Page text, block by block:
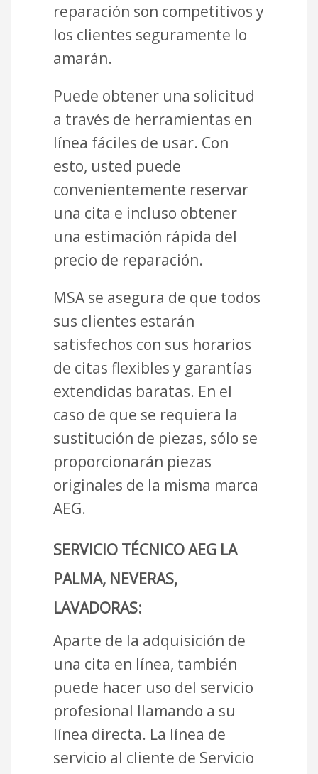
reparación son competitivos y
los clientes seguramente lo
amarán.
Puede obtener una solicitud
a través de herramientas en
línea fáciles de usar. Con
esto, usted puede
convenientemente reservar
una cita e incluso obtener
una estimación rápida del
precio de reparación.
MSA se asegura de que todos
sus clientes estarán
satisfechos con sus horarios
de citas flexibles y garantías
extendidas baratas. En el
caso de que se requiera la
sustitución de piezas, sólo se
proporcionarán piezas
originales de la misma marca
AEG.
SERVICIO TÉCNICO AEG LA
PALMA, NEVERAS,
LAVADORAS:
Aparte de la adquisición de
una cita en línea, también
puede hacer uso del servicio
profesional llamando a su
línea directa. La línea de
servicio al cliente de Servicio